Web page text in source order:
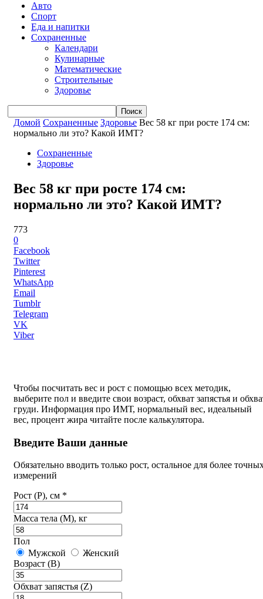
Авто
Спорт
Еда и напитки
Сохраненные
Календари
Кулинарные
Математические
Строительные
Здоровье
Домой Сохраненные Здоровье Вес 58 кг при росте 174 см:
нормально ли это? Какой ИМТ?
Сохраненные
Здоровье
Вес 58 кг при росте 174 см:
нормально ли это? Какой ИМТ?
773
0
Facebook
Twitter
Pinterest
WhatsApp
Email
Tumblr
Telegram
VK
Viber
Чтобы посчитать вес и рост с помощью всех методик,
выберите пол и введите свои возраст, обхват запястья и
груди. Информация про ИМТ, нормальный вес, идеальный
вес, процент жира читайте после калькулятора.
Введите Ваши данные
Обязательно вводить только рост, остальное для более
измерений
Рост (P), см *
Масса тела (M), кг
Пол
Мужской
Женский
Возраст (B)
Обхват запястья (Z)